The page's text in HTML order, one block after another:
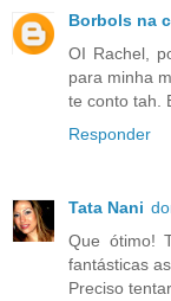
Borbols na
OI Rachel,
para minha
te conto tah.
Responder
Tata Nani
Que ótimo!
fantásticas
Preciso